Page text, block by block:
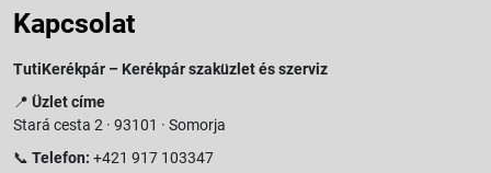
Kapcsolat
TutiKerékpár – Kerékpár szaküzlet és szerviz
📍 Üzlet címe
Stará cesta 2 · 93101 · Somorja
📞 Telefon: +421 917 103347